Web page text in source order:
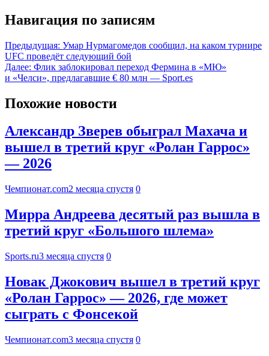
Навигация по записям
Предыдущая: Умар Нурмагомедов сообщил, на каком турнире
UFC проведёт следующий бой
Далее: Флик заблокировал переход Фермина в «МЮ»
и «Челси», предлагавшие € 80 млн — Sport.es
Похожие новости
Александр Зверев обыграл Махача и
вышел в третий круг «Ролан Гаррос»
— 2026
Чемпионат.com2 месяца спустя 0
Мирра Андреева десятый раз вышла в
третий круг «Большого шлема»
Sports.ru3 месяца спустя 0
Новак Джокович вышел в третий круг
«Ролан Гаррос» — 2026, где может
сыграть с Фонсекой
Чемпионат.com3 месяца спустя 0